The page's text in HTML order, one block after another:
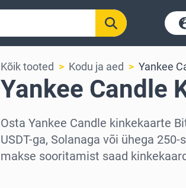
Kõik tooted Kodu ja aed Yankee
Yankee Candle
Osta Yankee Candle kinkekaarte
USDT-ga, Solanaga või ühega
makse sooritamist saad